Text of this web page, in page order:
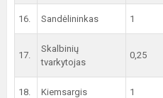
16. Sandėlininkas 1
17.
Skalbinių
tvarkytojas
0,25
18. Kiemsargis 1